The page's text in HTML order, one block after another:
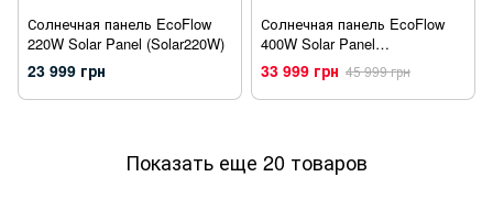
Солнечная панель EcoFlow
220W Solar Panel (Solar220W)
23 999 грн
Солнечная панель EcoFlow
400W Solar Panel
(SOLAR400W)
33 999 грн 45 999 грн
Показать еще 20 товаров